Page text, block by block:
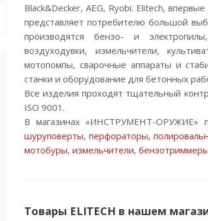
Black&Decker, AEG, Ryobi. Elitech,
представляет потребителю большой
производятся бензо- и
воздуходувки, измельчители,
мотопомпы, сварочные аппараты и
станки и оборудование для бетонных
Все изделия проходят тщательный
ISO 9001.
В магазинах «ИНСТРУМЕНТ-ОРУЖИЕ»
шуруповерты, перфораторы,
мотобуры, измельчители, бензотриммеры
Товары ELITECH в нашем